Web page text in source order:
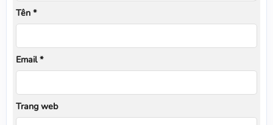
Tên *
Email*
Trang web